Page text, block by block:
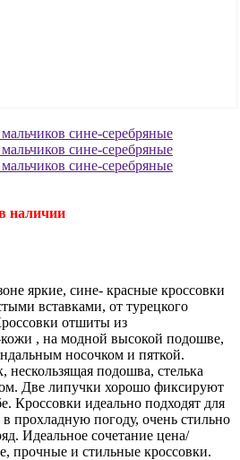
наличии
яркие, сине- красные кроссовки
вставками, от турецкого
отшиты из
кожи , на модной высокой подошве,
носочком и пяткой.
подошва, стелька
Две липучки хорошо фиксируют
Кроссовки идеально подходят для
прохладную погоду, очень стильно
Идеальное сочетание цена/
прочные и стильные кроссовки.